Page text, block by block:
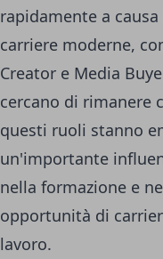
rapidamente a
carriere moderne,
Creator e Media
cercano di rimanere
questi ruoli stanno
un'importante
nella formazione e
opportunità di
lavoro.